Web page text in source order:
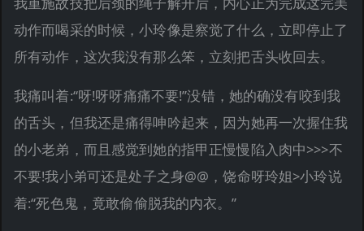
动作而喝采的时候，小玲像是察觉了什么，立即停止了
所有动作，这次我没有那么笨，立刻把舌头收回去。
我痛叫着:“呀!呀呀痛痛不要!”没错，她的确没有咬到我
的舌头，但我还是痛得呻吟起来，因为她再一次握住我
的小老弟，而且感觉到她的指甲正慢慢陷入肉中>>>不
不要!我小弟可还是处子之身@@，饶命呀玲姐>小玲说
着:“死色鬼，竟敢偷偷脱我的内衣。”